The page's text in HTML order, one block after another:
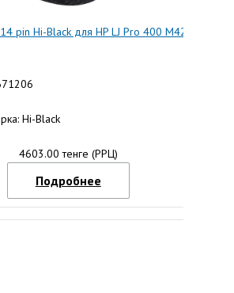
pin Hi-Black для HP LJ Pro 400 M425
Hi-Black
4603.00 тенге (РРЦ)
Подробнее